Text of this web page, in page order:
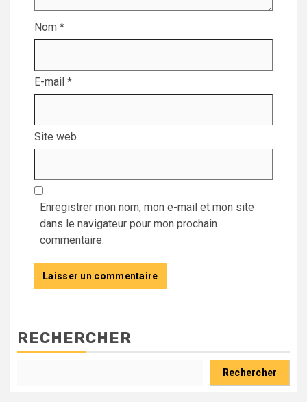
Nom *
E-mail *
Site web
Enregistrer mon nom, mon e-mail et mon site
dans le navigateur pour mon prochain
commentaire.
RECHERCHER
Rechercher